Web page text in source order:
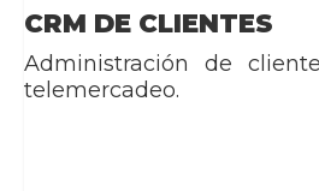
CRM DE CLIENTES
Administración de
telemercadeo.